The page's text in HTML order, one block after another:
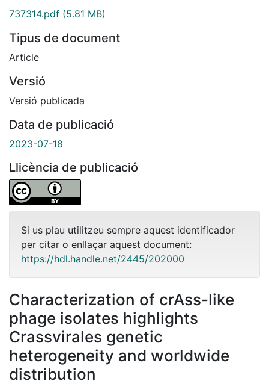
737314.pdf (5.81 MB)
Tipus de document
Article
Versió
Versió publicada
Data de publicació
2023-07-18
Llicència de publicació
Si us plau utilitzeu sempre aquest identificador
per citar o enllaçar aquest document:
https://hdl.handle.net/2445/202000
Characterization of crAss-like
phage isolates highlights
Crassvirales genetic
heterogeneity and worldwide
distribution